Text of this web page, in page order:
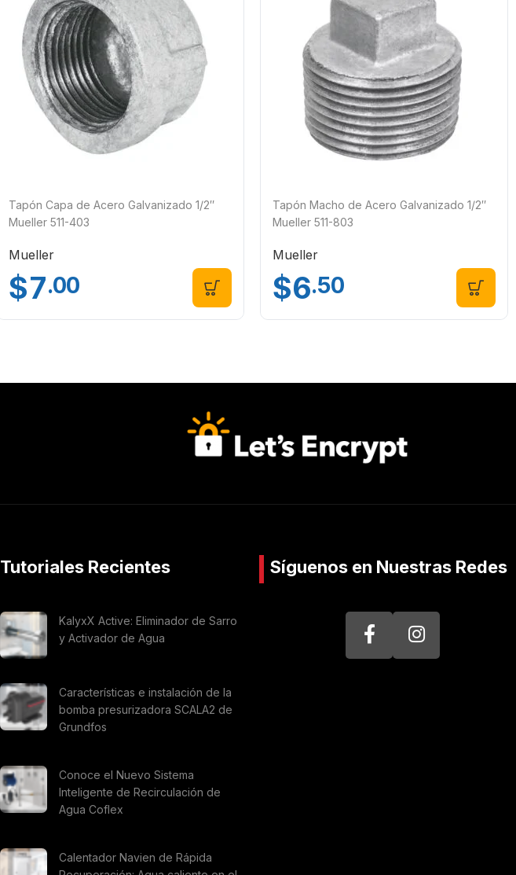
Tapón Capa de Acero Galvanizado 1/2″
Mueller 511-403
Mueller
$7.00
Tapón Macho de Acero Galvanizado 1/2″
Mueller 511-803
Mueller
$6.50
Tutoriales Recientes
KalyxX Active: Eliminador de Sarro
y Activador de Agua
Características e instalación de la
bomba presurizadora SCALA2 de
Grundfos
Conoce el Nuevo Sistema
Inteligente de Recirculación de
Agua Coflex
Calentador Navien de Rápida
Síguenos en Nuestras Redes